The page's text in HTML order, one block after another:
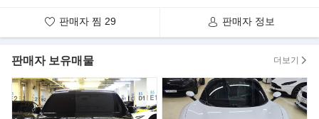
턴 마틴 DB9 볼란테 우선 영국 스포츠카는
GT정도 일것인데 애스턴 마틴 DB9 볼란테의
판매자 찜 29 판매자 정보
판매자 보유매물 더보기